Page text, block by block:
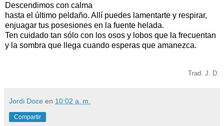
Descendimos con calma
hasta el último peldaño. Allí puedes lamentarte y respirar,
enjuagar tus posesiones en la fuente helada.
Ten cuidado tan sólo con los osos y lobos que la frecuentan
y la sombra que llega cuando esperas que amanezca.
Trad. J. D.
Jordi Doce en 10:02 a. m.
Compartir